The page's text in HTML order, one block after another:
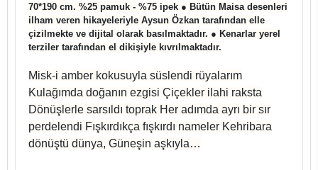
70*190 cm. %25 pamuk - %75 ipek ● Bütün Maisa desenleri
ilham veren hikayeleriyle Aysun Özkan tarafından elle
çizilmekte ve dijital olarak basılmaktadır. ● Kenarlar yerel
terziler tarafından el dikişiyle kıvrılmaktadır.
Misk-i amber kokusuyla süslendi rüyalarım
Kulağımda doğanın ezgisi Çiçekler ilahi raksta
Dönüşlerle sarsıldı toprak Her adımda ayrı bir sır
perdelendi Fışkırdıkça fışkırdı nameler Kehribara
dönüştü dünya, Güneşin aşkıyla…